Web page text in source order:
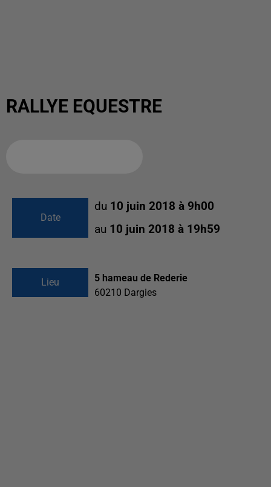
RALLYE EQUESTRE
Date
du 10 juin 2018 à 9h00
au 10 juin 2018 à 19h59
Lieu
5 hameau de Rederie
60210 Dargies